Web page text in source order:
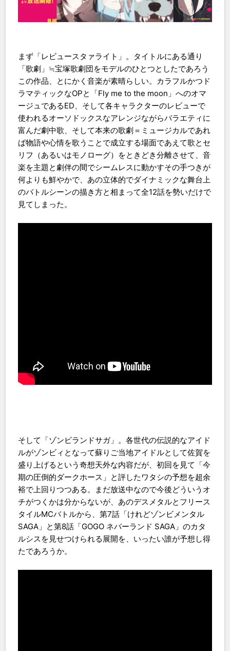
まず「レビュースタァライト」。タイトルにある通り
「歌劇」≒宝塚歌劇団をモデルのひとつとしたであろう
この作品、とにかく音楽が素晴らしい。カラフルかつド
ラマティックなOPと「Fly me to the moon」へのオマ
ージュであるED、そして各キャラクターのレビューで
使われるオーソドックスなアレンジながらバラエティに
富んだ劇中歌、そして本来の歌劇＝ミュージカルであれ
ば物語や心情を歌うことで成立する場面であえて歌とセ
リフ（あるいはモノローグ）をときどき分離させて、音
楽を主題と劇伴の間でシームレスに動かすその手つきが
何よりも鮮やかで、あの立体的でダイナミックな舞台上
のバトルシーンの描き方と相まって全12話を勢いだけで
見てしまった。
そして「ゾンビランドサガ」。各世代の伝説的なアイド
ルがゾンビィとなって蘇りご当地アイドルとして佐賀を
盛り上げるという奇想天外な内容だが、初回を見て「今
期の圧倒的ダークホース」と評したワタシの予想を超余
裕で上回りつつある。まだ放送中なので今後どういうオ
チがつくかは分からないが、あのデスメタルとフリース
タイルMCバトルから、第7話「けれどゾンビメンタル
SAGA」と第8話「GOGO ネバーランド SAGA」のカタ
ルシスを見せつけられる展開を、いったい誰が予想し得
たであろうか。